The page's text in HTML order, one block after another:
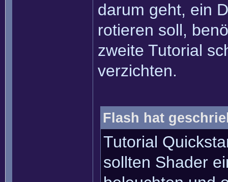
darum geht, ein
rotieren soll,
zweite Tutorial
verzichten.
Flash hat
Tutorial
sollten Shader